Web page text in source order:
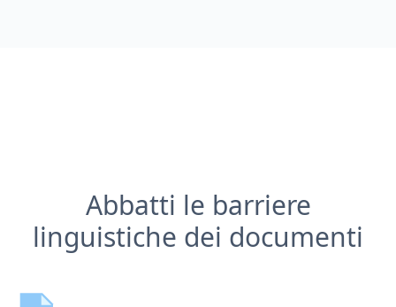
Abbatti le barriere
linguistiche dei documenti